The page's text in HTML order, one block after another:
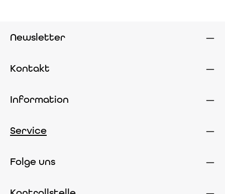
Newsletter
Kontakt
Information
Service
Folge uns